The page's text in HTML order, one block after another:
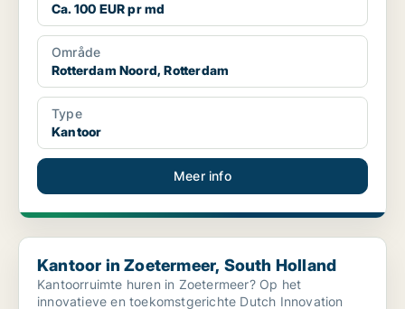
Ca. 100 EUR pr md
Område
Rotterdam Noord, Rotterdam
Type
Kantoor
Meer info
Kantoor in Zoetermeer, South Holland
Kantoor in Zoetermeer, South Holland
Kantoorruimte huren in Zoetermeer? Op het
innovatieve en toekomstgerichte Dutch Innovation